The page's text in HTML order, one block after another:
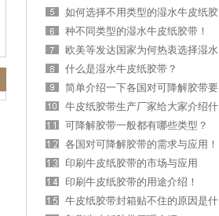
带?
如何选择不用类型的湿水牛皮纸胶
带
种不同类型的湿水牛皮纸胶带！
欧美等发达国家为何热衷选择湿水
牛皮纸胶带包
什么是湿水牛皮纸胶带？
简单介绍一下各国对可降解胶带要
求与标准！
牛皮纸胶带生产厂家给大家介绍什
么是湿水胶带
可降解胶带一般都有哪些类型？
各国对可降解胶带的需求与应用！
印刷牛皮纸胶带的市场与应用
印刷牛皮纸胶带的用途介绍！
牛皮纸胶带封箱贴不住的原因是什